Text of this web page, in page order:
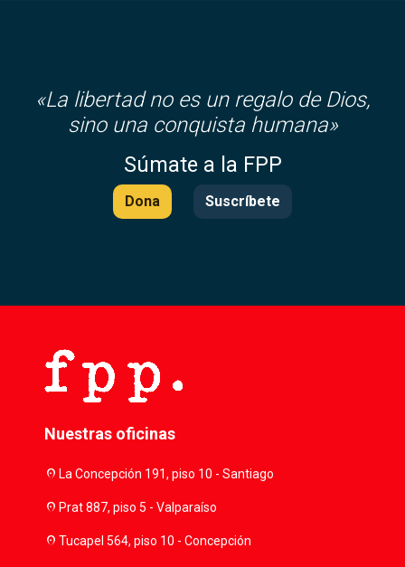
«La libertad no es un regalo de Dios,
sino una conquista humana»
Súmate a la FPP
Dona Suscríbete
Nuestras oficinas
location_onLa Concepción 191, piso 10 - Santiago
location_onPrat 887, piso 5 - Valparaíso
location_onTucapel 564, piso 10 - Concepción